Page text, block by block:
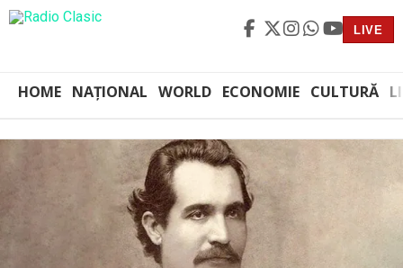
LIVE
HOME NAȚIONAL WORLD ECONOMIE CULTURĂ